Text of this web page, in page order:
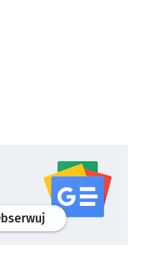
profilgoogle news